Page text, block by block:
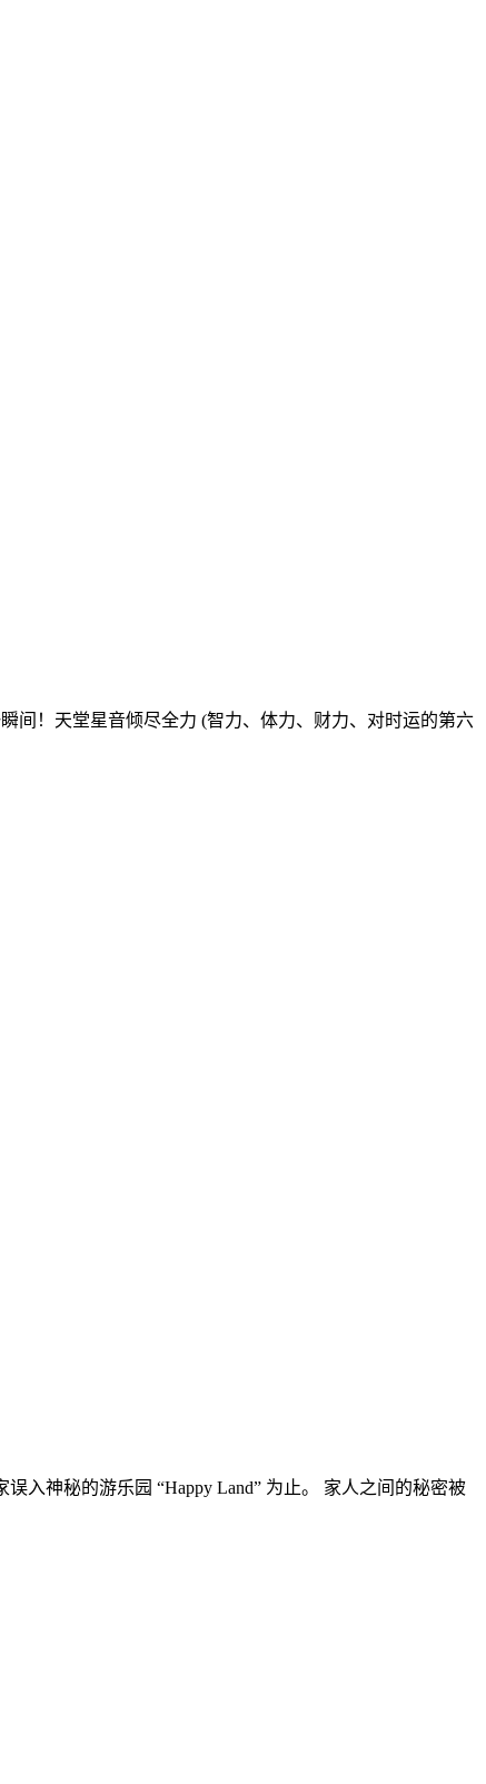
间！天堂星音倾尽全力 (智力、体力、财力、对时运的第六
入神秘的游乐园 “Happy Land” 为止。 家人之间的秘密被